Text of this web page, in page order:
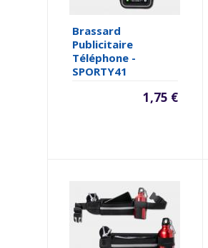
Brassard
Publicitaire
Téléphone -
SPORTY41
1,75 €